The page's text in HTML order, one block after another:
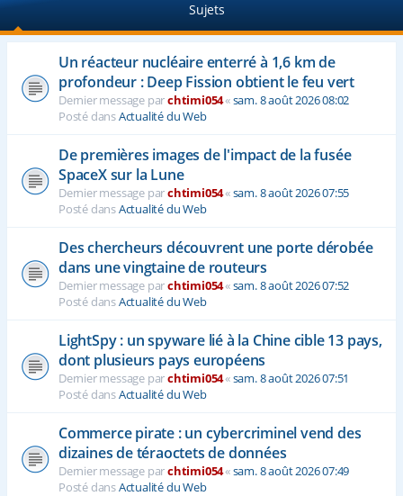
Sujets
Un réacteur nucléaire enterré à 1,6 km de
profondeur : Deep Fission obtient le feu vert
Dernier message parchtimi054«sam. 8 août 2026 08:02
Posté dansActualité du Web
De premières images de l'impact de la fusée
SpaceX sur la Lune
Dernier message parchtimi054«sam. 8 août 2026 07:55
Posté dansActualité du Web
Des chercheurs découvrent une porte dérobée
dans une vingtaine de routeurs
Dernier message parchtimi054«sam. 8 août 2026 07:52
Posté dansActualité du Web
LightSpy : un spyware lié à la Chine cible 13 pays,
dont plusieurs pays européens
Dernier message parchtimi054«sam. 8 août 2026 07:51
Posté dansActualité du Web
Commerce pirate : un cybercriminel vend des
dizaines de téraoctets de données
Dernier message parchtimi054«sam. 8 août 2026 07:49
Posté dansActualité du Web